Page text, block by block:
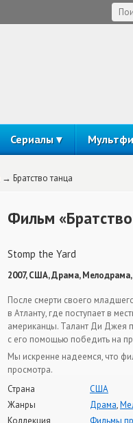
Сериалы
Братство танца
Фильм
Stomp the Yard
2007, США, Драма, Мелодрама,
После смерти своего
в Атланту, где поступает в
американцы. Талант Ди Джея
с его помощью победить на
Мы искренне надеемся, что
просмотра.
Страна
США
Жанры
Драма,
Коллекция
Фильмы